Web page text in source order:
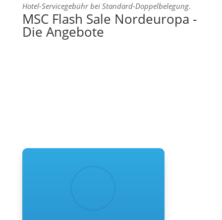
Hotel-Servicegebühr bei Standard-Doppelbelegung.
MSC Flash Sale Nordeuropa -
Die Angebote